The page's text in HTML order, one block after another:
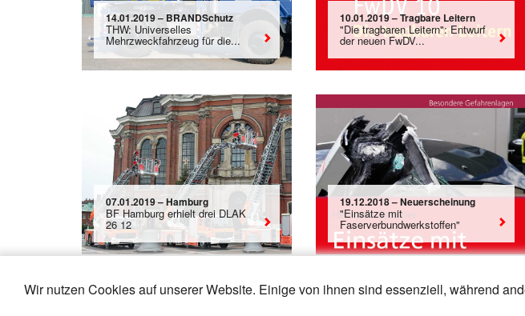
Wir nutzen Cookies auf unserer Website. Einige von ihnen sind essenziell, während
14.01.2019 – BRANDSchutz
THW: Universelles
Mehrzweckfahrzeug für die...
10.01.2019 – Tragbare Leitern
"Die tragbaren Leitern": Entwurf
der neuen FwDV...
07.01.2019 – Hamburg
BF Hamburg erhielt drei DLAK
26 12
19.12.2018 – Neuerscheinung
"Einsätze mit
Faserverbundwerkstoffen"